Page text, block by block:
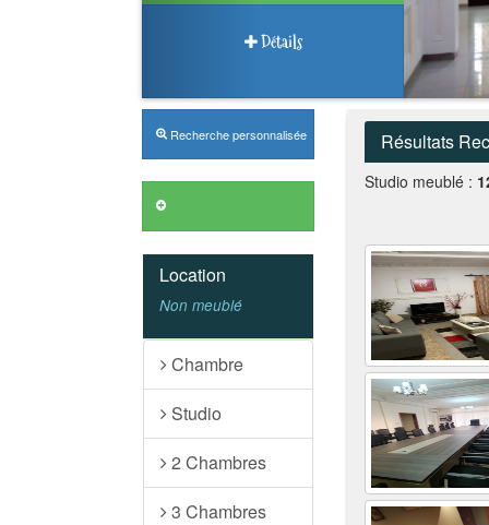
Détails
Recherche personnalisée
Location
Non meublé
Chambre
Studio
2 Chambres
3 Chambres
Résultats
Studio meublé :